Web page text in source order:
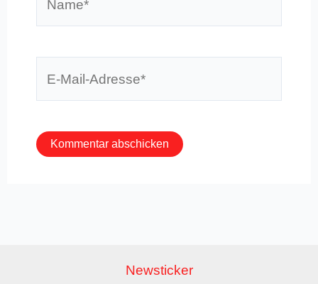
Newsticker